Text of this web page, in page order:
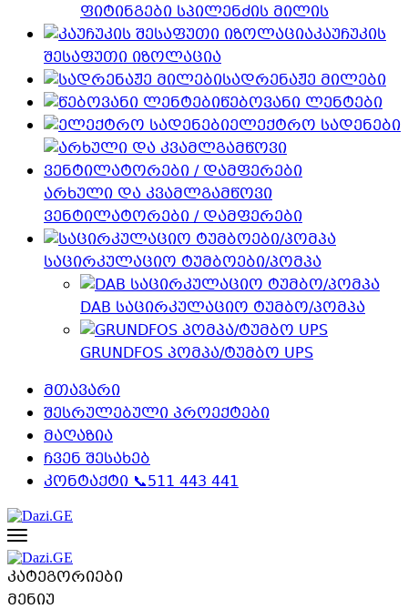
ფიტინგები სპილენძის მილის
კაუჩუკის
შესაფუთი იზოლაცია
სადრენაჟე მილები
წებოვანი ლენტები
ელექტრო სადენები
არხული და კვამლგამწოვი
ვენტილატორები / დამფერები
საცირკულაციო ტუმბოები/პომპა
DAB საცირკულაციო ტუმბო/პომპა
GRUNDFOS პომპა/ტუმბო UPS
მთავარი
შესრულებული პროექტები
მაღაზია
ჩვენ შესახებ
კონტაქტი 📞511 443 441
კატეგორიები
მენიუ